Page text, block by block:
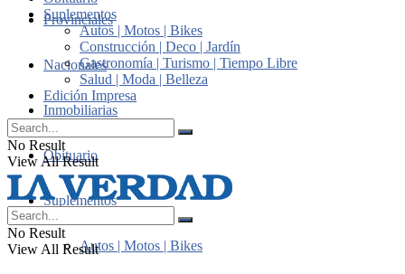
Provinciales
Nacionales
Inmobiliarias
Obituario
Suplementos
Autos | Motos | Bikes
Suplementos
Autos | Motos | Bikes
Construcción | Deco | Jardín
Gastronomía | Turismo | Tiempo Libre
Salud | Moda | Belleza
Edición Impresa
No Result
View All Result
No Result
View All Result